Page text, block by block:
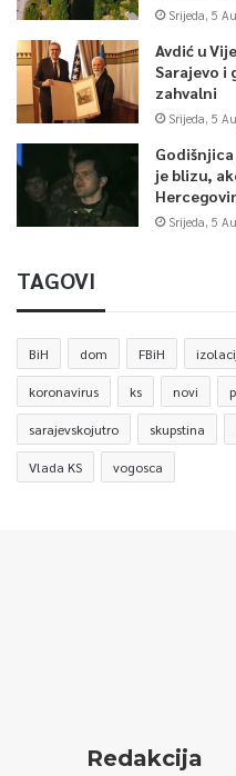
Srijeda, 5
Avdić u
Sarajevo i
zahvalni
Srijeda, 5
je blizu,
Srijeda, 5
TAGOVI
BiH dom FBiH
koronavirus ks novi
sarajevskojutro skupstina
Vlada KS vogosca
Redakcija